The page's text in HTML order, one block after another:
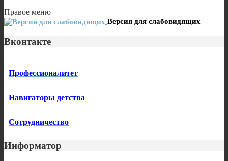
Правое меню
Версия для слабовидящих
Вконтакте
Профессионалитет
Навигаторы детства
Сотрудничество
Информатор